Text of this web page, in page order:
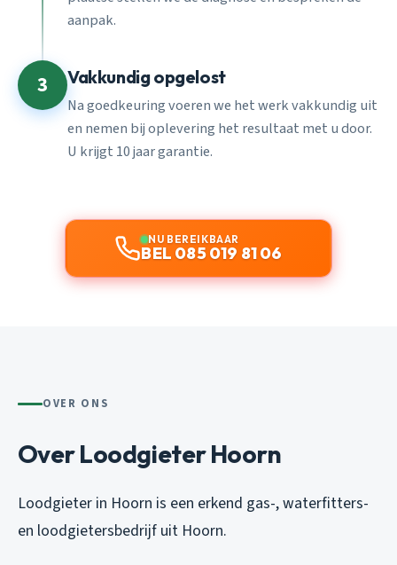
aanpak.
3 Vakkundig opgelost
Na goedkeuring voeren we het werk vakkundig uit
en nemen bij oplevering het resultaat met u door.
U krijgt 10 jaar garantie.
NU BEREIKBAAR
BEL 085 019 81 06
OVER ONS
Over Loodgieter Hoorn
Loodgieter in Hoorn is een erkend gas-, waterfitters-
en loodgietersbedrijf uit Hoorn.